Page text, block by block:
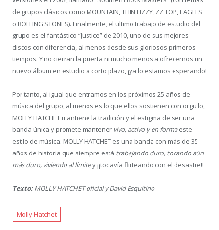
de grupos clásicos como MOUNTAIN, THIN LIZZY, ZZ TOP, EAGLES
o ROLLING STONES). Finalmente, el ultimo trabajo de estudio del
grupo es el fantástico “Justice” de 2010, uno de sus mejores
discos con diferencia, al menos desde sus gloriosos primeros
tiempos. Y no cierran la puerta ni mucho menos a ofrecernos un
nuevo álbum en estudio a corto plazo, ¡ya lo estamos esperando!
Por tanto, al igual que entramos en los próximos 25 años de
música del grupo, al menos es lo que ellos sostienen con orgullo,
MOLLY HATCHET mantiene la tradición y el estigma de ser una
banda única y promete mantener vivo, activo y en formaeste
estilo de música. MOLLY HATCHET es una banda con más de 35
años de historia que siempre está trabajando duro, tocando aún
más duro, viviendo al límitey ¡¡todavía flirteando con el desastre!!
Texto:MOLLY HATCHET oficial y David Esquitino
Molly Hatchet